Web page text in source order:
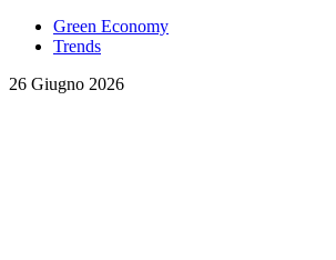
Green Economy
Trends
26 Giugno 2026